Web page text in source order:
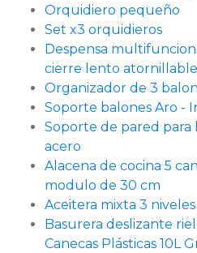
Orquidiero pequeño
Set x3 orquidieros
Despensa
cierre lento atornillable
Organizador de 3
Soporte balones Aro -
Soporte de pared para
acero
Alacena de cocina 5
modulo de 30 cm
Aceitera mixta 3
Basurera deslizante
Canecas Plásticas 10L